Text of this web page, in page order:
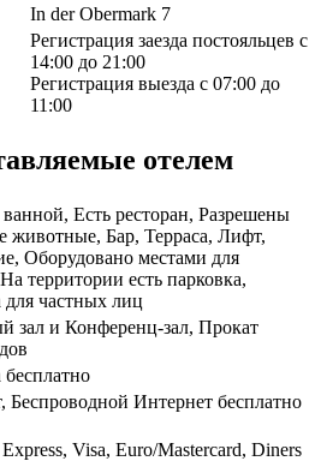
In der Obermark 7
Регистрация заезда постояльцев с
14:00 до 21:00
Регистрация выезда с 07:00 до
11:00
отелем
Есть ресторан, Разрешены
животные, Бар, Терраса, Лифт,
Оборудовано местами для
территории есть парковка,
для частных лиц
зал и Конференц-зал, Прокат
Беспроводной Интернет бесплатно
Visa, Euro/Mastercard, Diners